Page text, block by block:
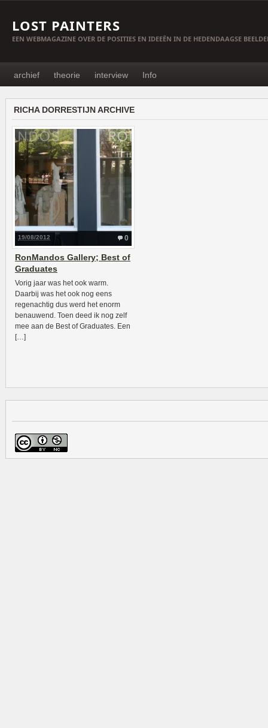
LOST PAINTERS
EEN WEBMAGAZINE OVER DE POSITIES EN IDEEËN IN DE HEDENDAAGSE
archief theorie interview Info
RICHA DORRESTIJN ARCHIVE
0
19/08/2012
RonMandos Gallery; Best of
Graduates
Vorig jaar was het ook warm.
Daarbij was het ook nog eens
regenachtig dus werd het enorm
benauwend. Toen deed ik nog zelf
mee aan de Best of Graduates. Een
[…]